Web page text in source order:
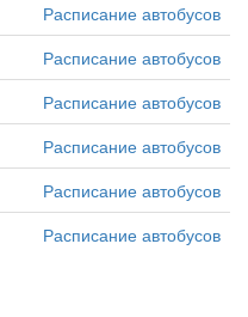
Расписание автобусов
Расписание автобусов
Расписание автобусов
Расписание автобусов
Расписание автобусов
Расписание автобусов